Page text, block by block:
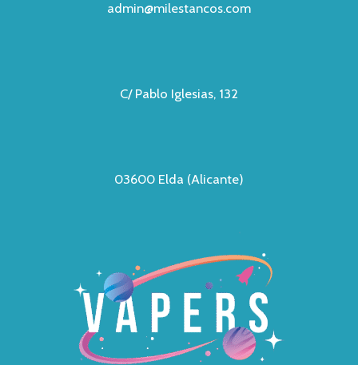
admin@milestancos.com
C/ Pablo Iglesias, 132
03600 Elda (Alicante)